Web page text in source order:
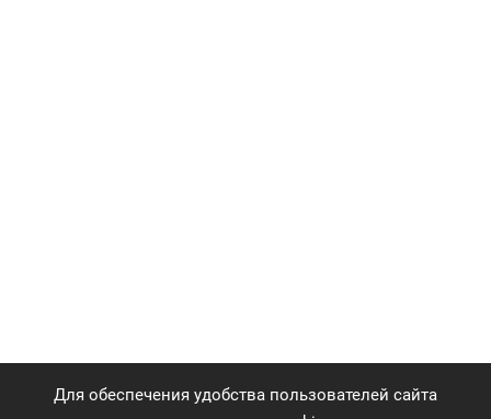
Для обеспечения удобства пользователей сайта